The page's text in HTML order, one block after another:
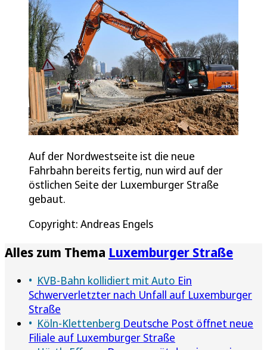
Auf der Nordwestseite ist die neue
Fahrbahn bereits fertig, nun wird auf der
östlichen Seite der Luxemburger Straße
gebaut.
Copyright: Andreas Engels
Alles zum Thema Luxemburger Straße
KVB-Bahn kollidiert mit Auto Ein
Schwerverletzter nach Unfall auf Luxemburger
Straße
Köln-Klettenberg Deutsche Post öffnet neue
Filiale auf Luxemburger Straße